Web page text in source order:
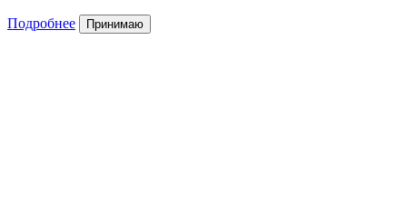
Подробнее Принимаю